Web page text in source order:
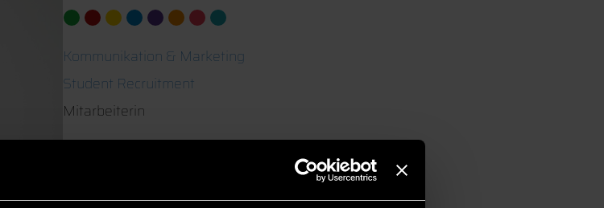
Kommunikation & Marketing
Student Recruitment
Mitarbeiterin